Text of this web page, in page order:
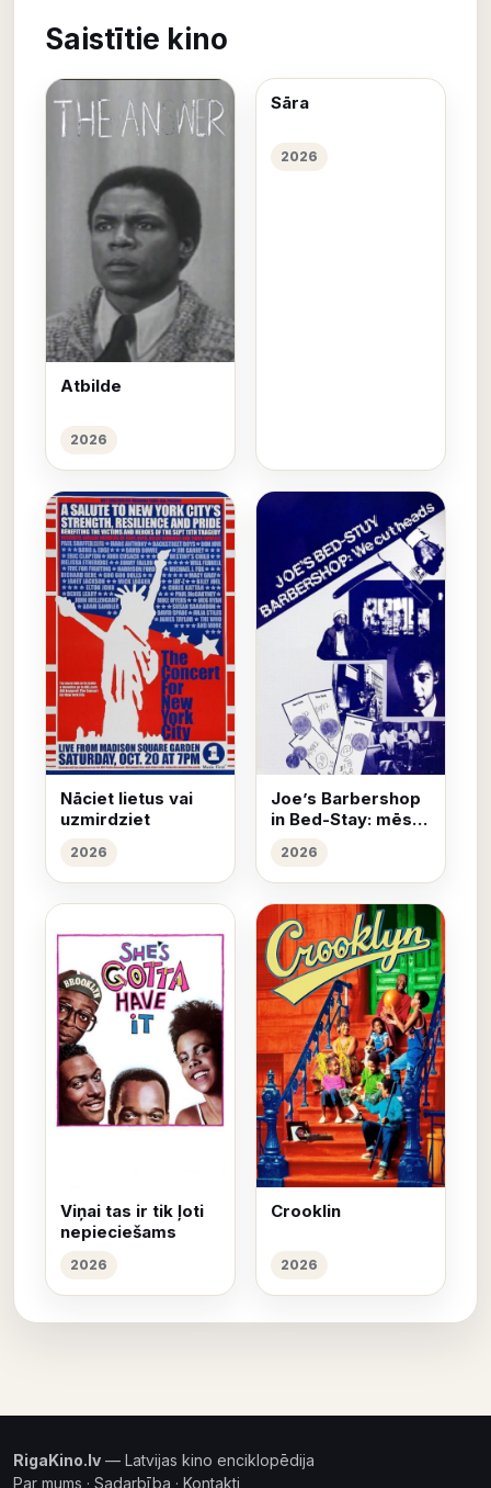
Saistītie kino
Atbilde
2026
Sāra
2026
Nāciet lietus vai
uzmirdziet
2026
Joe’s Barbershop
in Bed-Stay: mēs
2026
Viņai tas ir tik ļoti
nepieciešams
2026
Crooklin
2026
RigaKino.lv — Latvijas kino enciklopēdija
Par mums · Sadarbība · Kontakti